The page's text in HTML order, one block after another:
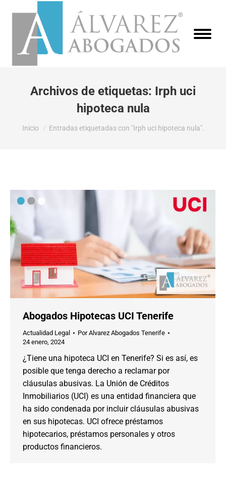
Archivos de etiquetas: Irph uci
hipoteca nula
Estás aquí:
Inicio Entradas etiquetadas con "Irph uci hipoteca nula".
Abogados Hipotecas UCI Tenerife
Actualidad Legal PorAlvarez Abogados Tenerife
24 enero, 2024
¿Tiene una hipoteca UCI en Tenerife? Si es así, es
posible que tenga derecho a reclamar por
cláusulas abusivas. La Unión de Créditos
Inmobiliarios (UCI) es una entidad financiera que
ha sido condenada por incluir cláusulas abusivas
en sus hipotecas. UCI ofrece préstamos
hipotecarios, préstamos personales y otros
productos financieros.